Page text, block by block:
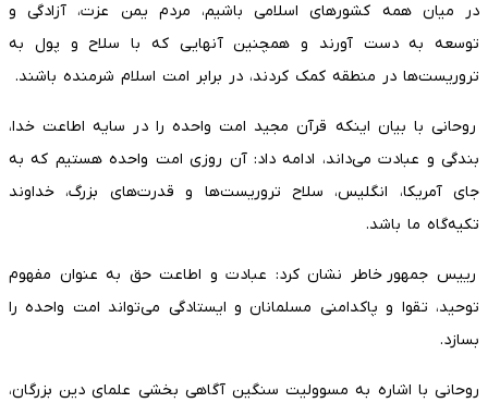
در میان همه کشورهای اسلامی باشیم، مردم یمن عزت، آزادگی و
توسعه به دست آورند و همچنین آنهایی که با سلاح و پول به
تروریست‌ها در منطقه کمک کردند، در برابر امت اسلام شرمنده باشند.
روحانی با بیان اینکه قرآن مجید امت واحده را در سایه اطاعت خدا،
بندگی و عبادت می‌داند، ادامه داد: آن روزی امت واحده هستیم که به
جای آمریکا، انگلیس، سلاح تروریست‌ها و قدرت‌های بزرگ، خداوند
تکیه‌گاه ما باشد.
رییس‌ جمهور خاطر نشان کرد: عبادت و اطاعت حق به عنوان مفهوم
توحید، تقوا و پاکدامنی مسلمانان و ایستادگی می‌تواند امت واحده را
بسازد.
روحانی با اشاره به مسوولیت سنگین آگاهی بخشی علمای دین بزرگان،